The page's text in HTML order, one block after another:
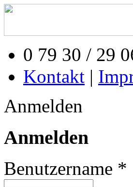
0 79 30 / 29
Kontakt |
Anmelden
Anmelden
Benutzername *